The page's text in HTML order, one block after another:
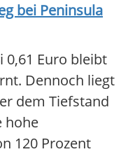
bei Peninsula
0,61 Euro bleibt
Dennoch liegt
dem Tiefstand
hohe
120 Prozent